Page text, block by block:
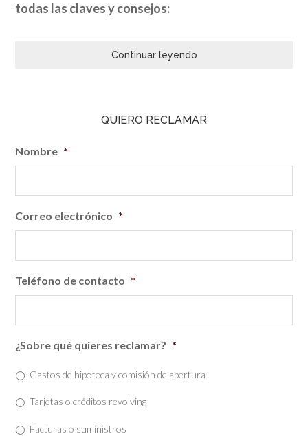
todas las claves y consejos:
Continuar leyendo
QUIERO RECLAMAR
Nombre *
Correo electrónico *
Teléfono de contacto *
¿Sobre qué quieres reclamar? *
Gastos de hipoteca y comisión de apertura
Tarjetas o créditos revolving
Facturas o suministros